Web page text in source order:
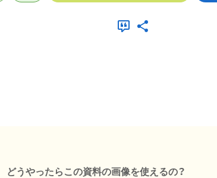
どうやったらこの資料の画像を使えるの？